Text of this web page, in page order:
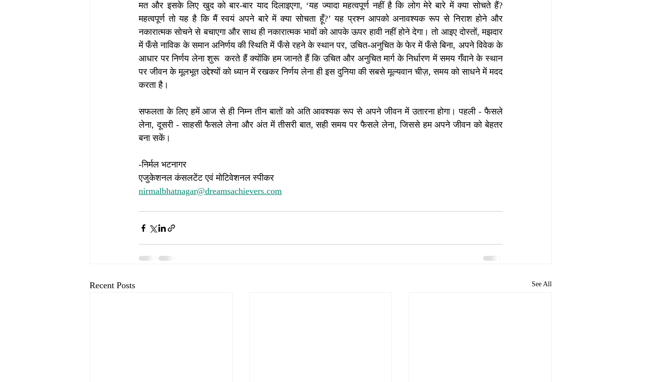
मत और इसके लिए खुद को बार-बार याद दिलाइएगा, ‘यह ज्यादा महत्वपूर्ण नहीं है कि लोग मेरे बारे में क्या सोचते हैं?
महत्वपूर्ण तो यह है कि मैं स्वयं अपने बारे में क्या सोचता हूँ?’ यह प्रश्न आपको अनावश्यक रूप से निराश होने और
नकारात्मक सोचने से बचाएगा और साथ ही नकारात्मक भावों को आपके ऊपर हावी नहीं होने देगा। तो आइए दोस्तों, मझदार
में फँसे नाविक के समान अनिर्णय की स्थिति में फँसे रहने के स्थान पर, उचित-अनुचित के फेर में फँसे बिना, अपने विवेक के
आधार पर निर्णय लेना शुरू  करते हैं क्योंकि हम जानते हैं कि उचित और अनुचित मार्ग के निर्धारण में समय गँवाने के स्थान
पर जीवन के मूलभूत उद्देश्यों को ध्यान में रखकर निर्णय लेना ही इस दुनिया की सबसे मूल्यवान चीज़, समय को साधने में मदद
करता है।
सफलता के लिए हमें आज से ही निम्न तीन बातों को अति आवश्यक रूप से अपने जीवन में उतारना होगा। पहली - फैसले
लेना, दूसरी - साहसी फैसले लेना और अंत में तीसरी बात, सही समय पर फैसले लेना, जिससे हम अपने जीवन को बेहतर
बना सकें।
-निर्मल भटनागर
एजुकेशनल कंसलटेंट एवं मोटिवेशनल स्पीकर
nirmalbhatnagar@dreamsachievers.com
Recent Posts See All